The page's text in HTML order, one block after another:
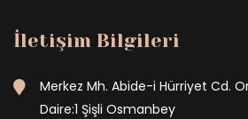
İletişim Bilgileri
Merkez Mh. Abide-i Hürriyet Cd.
Daire:1 Şişli Osmanbey